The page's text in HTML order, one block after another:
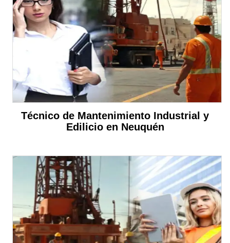
Técnico de Mantenimiento Industrial y
Edilicio en Neuquén